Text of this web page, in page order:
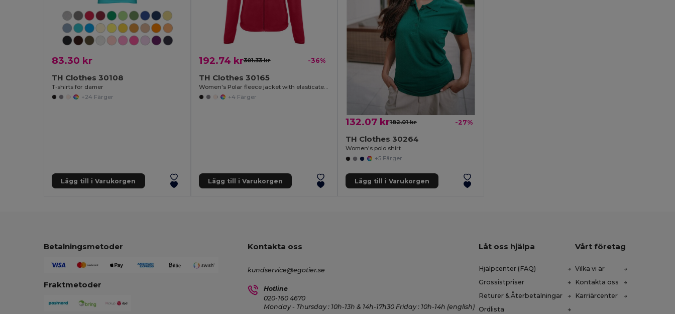
83.30 kr
TH Clothes 30108
T-shirts för damer
+24 Färger
Lägg till i Varukorgen
192.74 kr301.33 kr -36%
TH Clothes 30165
Women's Polar fleece jacket with elasticated cuffs
+4 Färger
Lägg till i Varukorgen
132.07 kr182.01 kr -27%
TH Clothes 30264
Women's polo shirt
+5 Färger
Lägg till i Varukorgen
Betalningsmetoder
Fraktmetoder
Kontakta oss
kundservice@egotier.se
Hotline
020-160 4670
Monday - Thursday : 10h-13h & 14h-17h30 Friday : 10h-14h (english)
Låt oss hjälpa
Hjälpcenter (FAQ)
Grossistpriser
Returer & Återbetalningar
Ordlista
Vårt företag
Vilka vi är
Kontakta oss
Karriärcenter